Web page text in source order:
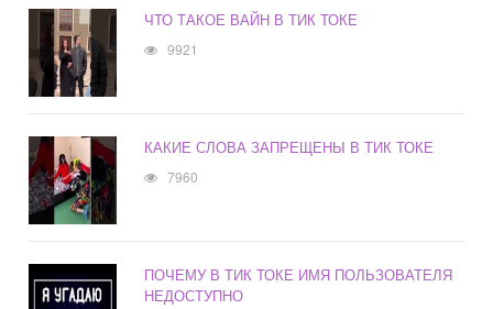
ЧТО ТАКОЕ ВАЙН В ТИК ТОКЕ
9921
КАКИЕ СЛОВА ЗАПРЕЩЕНЫ В ТИК ТОКЕ
7960
ПОЧЕМУ В ТИК ТОКЕ ИМЯ ПОЛЬЗОВАТЕЛЯ
НЕДОСТУПНО